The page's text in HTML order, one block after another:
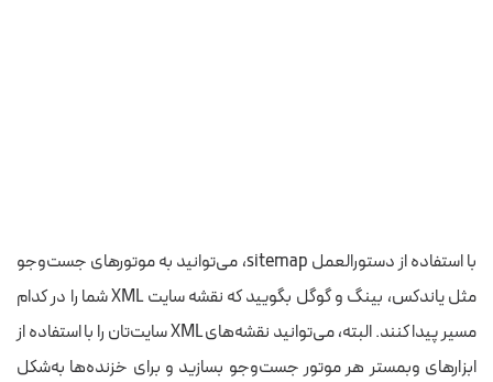
با استفاده از دستورالعمل sitemap، می‌توانید به موتورهای جست‌وجو
مثل یاندکس، بینگ و گوگل بگویید که نقشه سایت XML شما را در کدام
مسیر پیدا کنند. البته، می‌توانید نقشه‌های XML سایت‌تان را با استفاده از
ابزارهای وبمستر هر موتور جست‌وجو بسازید و برای خزنده‌ها به‌شکل